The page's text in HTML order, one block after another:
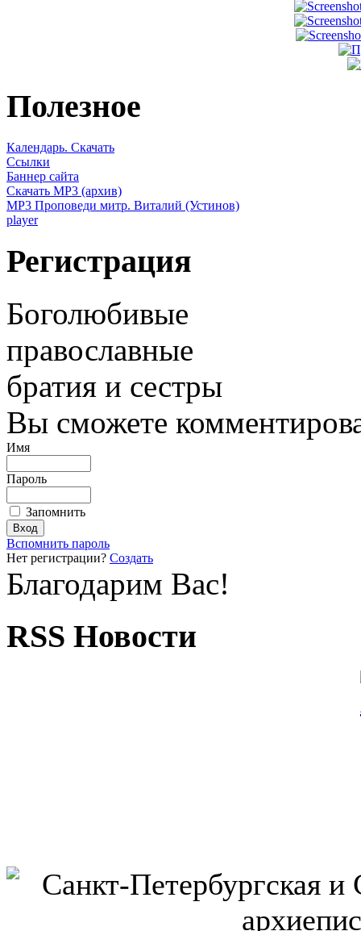
Полезное
Календарь. Скачать
Ссылки
Баннер сайта
Скачать MP3 (архив)
MP3 Проповеди митр. Виталий (Устинов)
player
Регистрация
Боголюбивые
православные
братия и сестры
Вы сможете
Имя
Пароль
Запомнить
Вспомнить пароль
Нет регистрации? Создать
Благодарим Вас!
RSS Новости